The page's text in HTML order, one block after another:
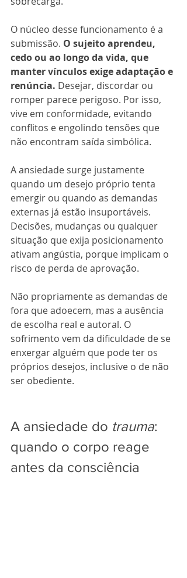
O núcleo desse funcionamento é a
submissão. O sujeito aprendeu,
cedo ou ao longo da vida, que
manter vínculos exige adaptação e
renúncia. Desejar, discordar ou
romper parece perigoso. Por isso,
vive em conformidade, evitando
conflitos e engolindo tensões que
não encontram saída simbólica.
A ansiedade surge justamente
quando um desejo próprio tenta
emergir ou quando as demandas
externas já estão insuportáveis.
Decisões, mudanças ou qualquer
situação que exija posicionamento
ativam angústia, porque implicam o
risco de perda de aprovação.
Não propriamente as demandas de
fora que adoecem, mas a ausência
de escolha real e autoral. O
sofrimento vem da dificuldade de se
enxergar alguém que pode ter os
próprios desejos, inclusive o de não
ser obediente.
A ansiedade do trauma:
quando o corpo reage
antes da consciência